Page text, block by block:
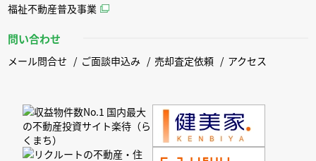
福祉不動産普及事業
問い合わせ
メール問合せ ご面談申込み 売却査定依頼 アクセス